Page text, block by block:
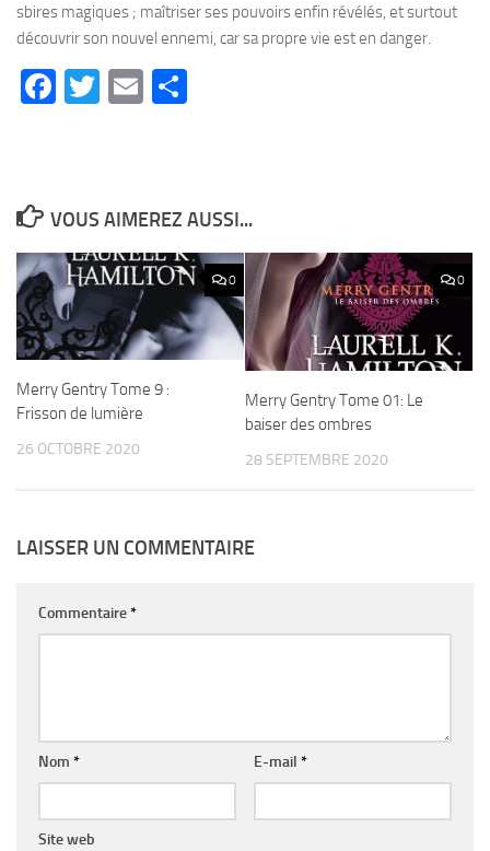
sbires magiques ; maîtriser ses pouvoirs enfin révélés, et surtout
découvrir son nouvel ennemi, car sa propre vie est en danger.
Facebook
Twitter
Email
VOUS AIMEREZ AUSSI...
0
Merry Gentry Tome 9 :
Frisson de lumière
26 OCTOBRE 2020
0
Merry Gentry Tome 01: Le
baiser des ombres
28 SEPTEMBRE 2020
LAISSER UN COMMENTAIRE
Commentaire*
Nom * E-mail *
Site web